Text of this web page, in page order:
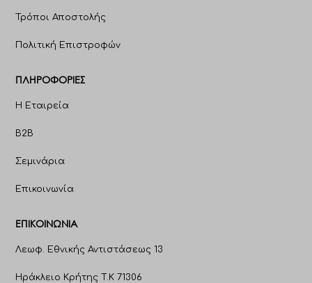
Τρόποι Αποστολής
Πολιτική Επιστροφών
ΠΛΗΡΟΦΟΡΊΕΣ
Η Εταιρεία
B2B
Σεμινάρια
Επικοινωνία
ΕΠΙΚΟΙΝΩΝΊΑ
Λεωφ. Εθνικής Αντιστάσεως 13
Ηράκλειο Κρήτης T.K 71306